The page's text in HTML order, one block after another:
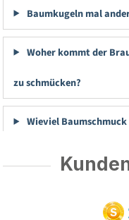
Baumkugeln mal
Woher kommt der
zu schmücken?
Wieviel